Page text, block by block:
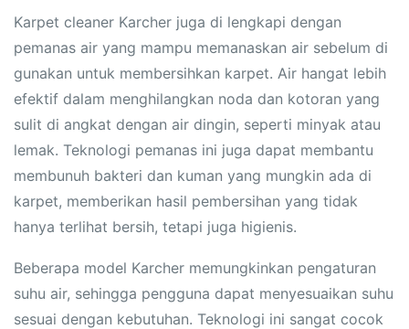
Karpet cleaner Karcher juga di lengkapi dengan
pemanas air yang mampu memanaskan air sebelum di
gunakan untuk membersihkan karpet. Air hangat lebih
efektif dalam menghilangkan noda dan kotoran yang
sulit di angkat dengan air dingin, seperti minyak atau
lemak. Teknologi pemanas ini juga dapat membantu
membunuh bakteri dan kuman yang mungkin ada di
karpet, memberikan hasil pembersihan yang tidak
hanya terlihat bersih, tetapi juga higienis.
Beberapa model Karcher memungkinkan pengaturan
suhu air, sehingga pengguna dapat menyesuaikan suhu
sesuai dengan kebutuhan. Teknologi ini sangat cocok